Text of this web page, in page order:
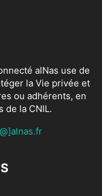
alNas use de
la Vie privée et
ou adhérents, en
de la CNIL.